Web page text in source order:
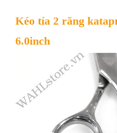
Kéo tỉa 2 răng
6.0inch